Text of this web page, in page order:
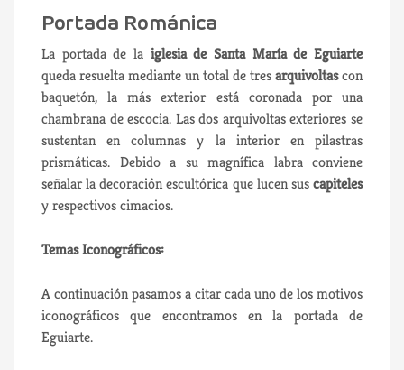
Portada Románica
La portada de la iglesia de Santa María de Eguiarte
queda resuelta mediante un total de tresarquivoltascon
baquetón, la más exterior está coronada por una
chambrana de escocia. Las dos arquivoltas exteriores se
sustentan en columnas y la interior en pilastras
prismáticas. Debido a su magnífica labra conviene
señalar la decoración escultórica que lucen suscapiteles
y respectivos cimacios.
Temas Iconográficos:
A continuación pasamos a citar cada uno de los motivos
iconográficos que encontramos en la portada de
Eguiarte.